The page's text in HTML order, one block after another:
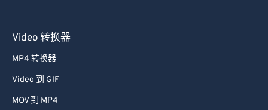
Video 转换器
MP4 转换器
Video 到 GIF
MOV 到 MP4